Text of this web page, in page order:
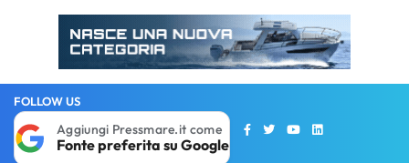
FOLLOW US
Aggiungi Pressmare.it come
Fonte preferita su Google